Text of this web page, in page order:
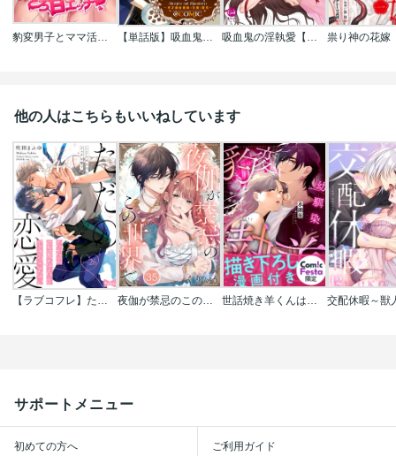
豹変男子とママ活とろ甘えっち 【単話版】吸血鬼とショコラティエ～天才錬金術師の甘美な探究～@COMIC 吸血鬼の淫執愛【単行本版】
他の人はこちらもいいねしています
夜伽が禁忌のこの世界で【フルカラー】
サポートメニュー
初めての方へ ご利用ガイド